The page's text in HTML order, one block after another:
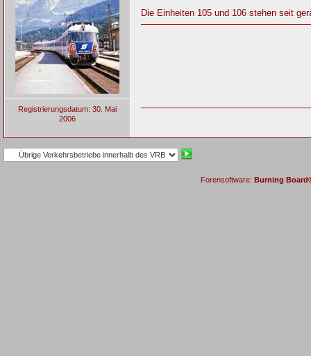
Registrierungsdatum: 30. Mai
2006
Die Einheiten 105 und 106 stehen seit
Forensoftware: Burning